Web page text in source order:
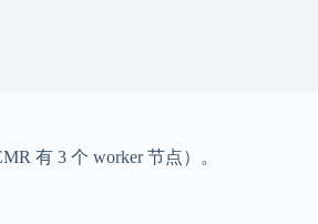
有 3 个 worker 节点）。